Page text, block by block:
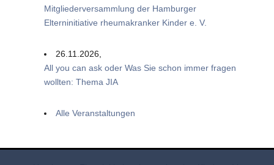
Mitgliederversammlung der Hamburger
Elterninitiative rheumakranker Kinder e. V.
26.11.2026,
All you can ask oder Was Sie schon immer fragen
wollten: Thema JIA
Alle Veranstaltungen